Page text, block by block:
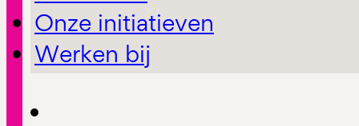
Onze initiatieven
Werken bij